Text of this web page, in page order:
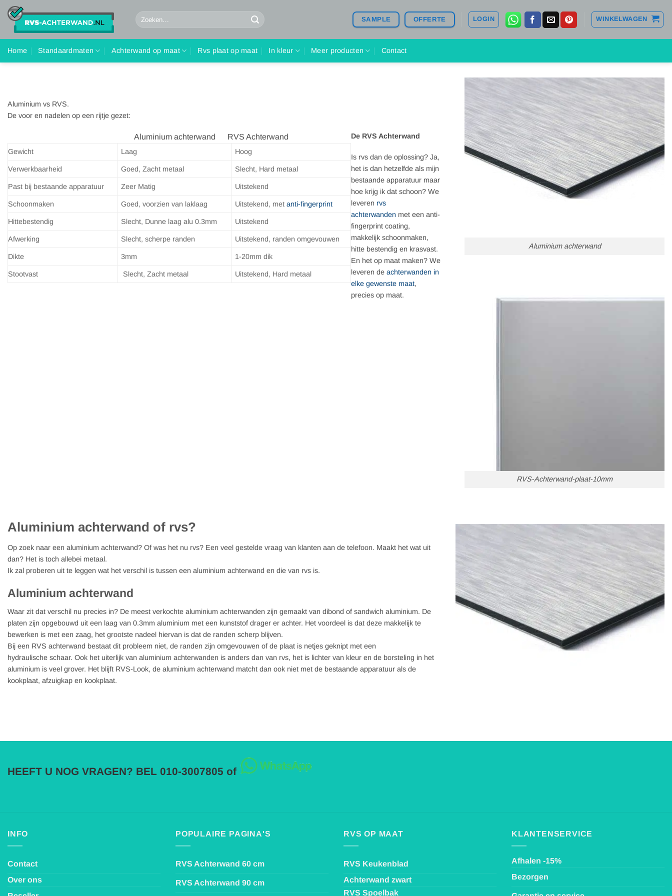
naar
inhoud
SAMPLE OFFERTE LOGIN WINKELWAGEN
Home Standaardmaten Achterwand op maat Rvs plaat op maat In kleur Meer producten Contact
Aluminium vs RVS.
De voor en nadelen op een rijtje gezet:
Aluminium achterwand RVS Achterwand
Gewicht Laag Hoog
Verwerkbaarheid Goed, Zacht metaal Slecht, Hard metaal
Past bij bestaande apparatuur Zeer Matig Uitstekend
Schoonmaken Goed, voorzien van laklaag Uitstekend, metanti-fingerprint
Hittebestendig Slecht, Dunne laag alu 0.3mm Uitstekend
Afwerking Slecht, scherpe randen Uitstekend, randen omgevouwen
Dikte 3mm 1-20mm dik
Stootvast Slecht, Zacht metaal Uitstekend, Hard metaal
De RVS Achterwand
Is rvs dan de oplossing? Ja,
het is dan hetzelfde als mijn
bestaande apparatuur maar
hoe krijg ik dat schoon? We
leveren rvs
achterwanden met een anti-
fingerprint coating,
makkelijk schoonmaken,
hitte bestendig en krasvast.
En het op maat maken? We
leveren de achterwanden in
elke gewenste maat,
precies op maat.
Aluminium achterwand
RVS-Achterwand-plaat-10mm
Aluminium achterwand of rvs?
Op zoek naar een aluminium achterwand? Of was het nu rvs? Een veel gestelde vraag van klanten aan de telefoon. Maakt het wat uit
dan? Het is toch allebei metaal.
Ik zal proberen uit te leggen wat het verschil is tussen een aluminium achterwand en die van rvs is.
Aluminium achterwand
Waar zit dat verschil nu precies in? De meest verkochte aluminium achterwanden zijn gemaakt van dibond of sandwich aluminium. De
platen zijn opgebouwd uit een laag van 0.3mm aluminium met een kunststof drager er achter. Het voordeel is dat deze makkelijk te
bewerken is met een zaag, het grootste nadeel hiervan is dat de randen scherp blijven.
Bij een RVS achterwand bestaat dit probleem niet, de randen zijn omgevouwen of de plaat is netjes geknipt met een
hydraulische schaar. Ook het uiterlijk van aluminium achterwanden is anders dan van rvs, het is lichter van kleur en de borsteling in het
aluminium is veel grover. Het blijft RVS-Look, de aluminium achterwand matcht dan ook niet met de bestaande apparatuur als de
kookplaat, afzuigkap en kookplaat.
HEEFT U NOG VRAGEN? BEL 010-3007805 of
INFO
Contact
Over ons
POPULAIRE PAGINA'S
RVS Achterwand 60 cm
RVS Achterwand 90 cm
RVS OP MAAT
RVS Keukenblad
Achterwand zwart
RVS Spoelbak
KLANTENSERVICE
Afhalen -15%
Bezorgen